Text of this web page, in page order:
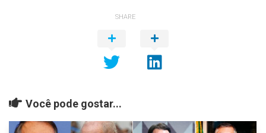
SHARE
Você pode gostar...